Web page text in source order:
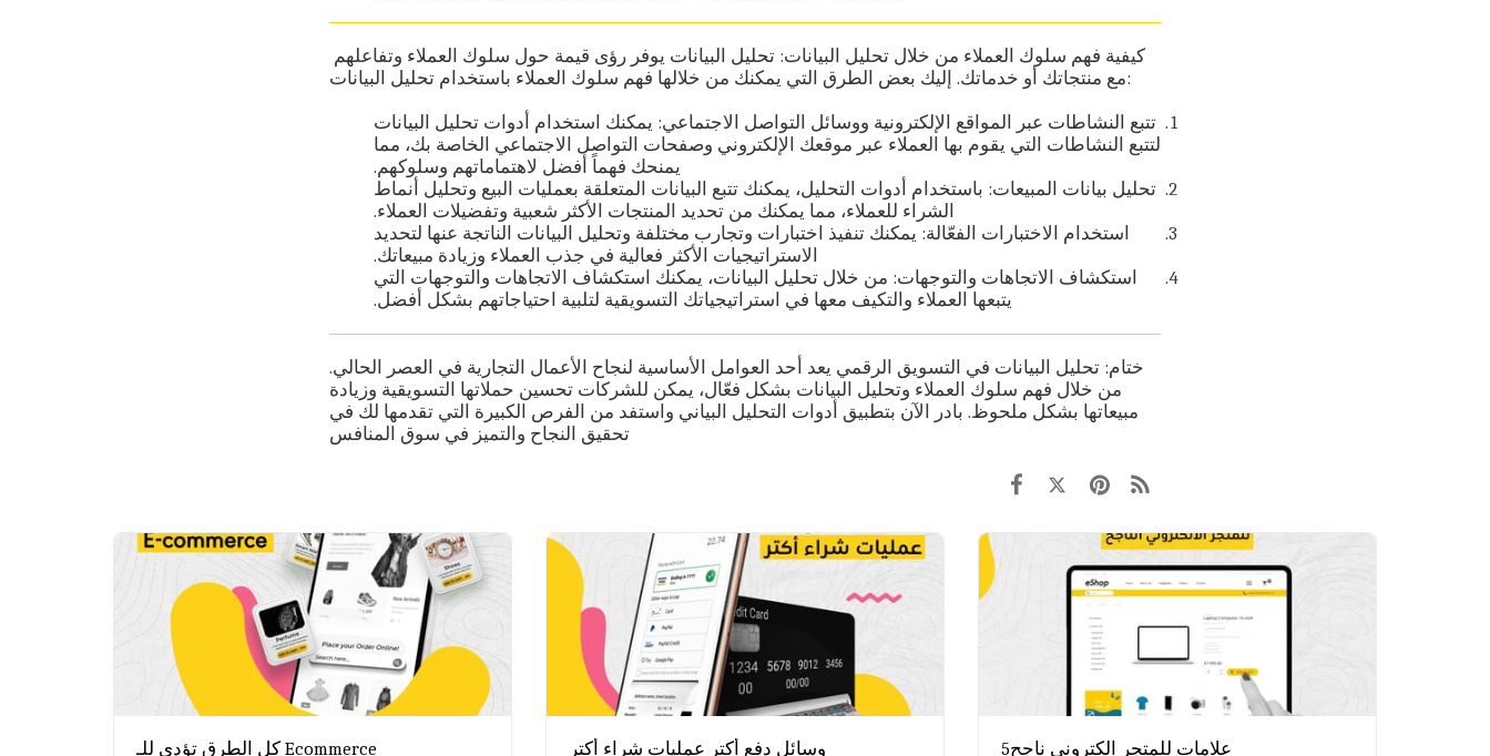
مع منتجاتك أو خدماتك. إليك بعض الطرق التي يمكنك من خلالها فهم سلوك العملاء باستخدام تحليل البيانات:
تتبع النشاطات عبر المواقع الإلكترونية ووسائل التواصل الاجتماعي: يمكنك استخدام أدوات تحليل البيانات
لتتبع النشاطات التي يقوم بها العملاء عبر موقعك الإلكتروني وصفحات التواصل الاجتماعي الخاصة بك، مما
يمنحك فهماً أفضل لاهتماماتهم وسلوكهم.
تحليل بيانات المبيعات: باستخدام أدوات التحليل، يمكنك تتبع البيانات المتعلقة بعمليات البيع وتحليل أنماط
الشراء للعملاء، مما يمكنك من تحديد المنتجات الأكثر شعبية وتفضيلات العملاء.
استخدام الاختبارات الفعّالة: يمكنك تنفيذ اختبارات وتجارب مختلفة وتحليل البيانات الناتجة عنها لتحديد
الاستراتيجيات الأكثر فعالية في جذب العملاء وزيادة مبيعاتك.
استكشاف الاتجاهات والتوجهات: من خلال تحليل البيانات، يمكنك استكشاف الاتجاهات والتوجهات التي
يتبعها العملاء والتكيف معها في استراتيجياتك التسويقية لتلبية احتياجاتهم بشكل أفضل.
ختام: تحليل البيانات في التسويق الرقمي يعد أحد العوامل الأساسية لنجاح الأعمال التجارية في العصر الحالي.
من خلال فهم سلوك العملاء وتحليل البيانات بشكل فعّال، يمكن للشركات تحسين حملاتها التسويقية وزيادة
مبيعاتها بشكل ملحوظ. بادر الآن بتطبيق أدوات التحليل البياني واستفد من الفرص الكبيرة التي تقدمها لك في
تحقيق النجاح والتميز في سوق المنافس
كل الطرق تؤدي للـ Ecommerce وسائل دفع أكتر عمليات شراء أكتر 5علامات للمتجر الكتروني ناجح